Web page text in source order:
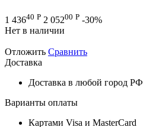
1 43640 Р 2 05200 Р -30%
Нет в наличии
Отложить Сравнить
Доставка
Доставка в любой город РФ
Варианты оплаты
Картами Visa и MasterCard